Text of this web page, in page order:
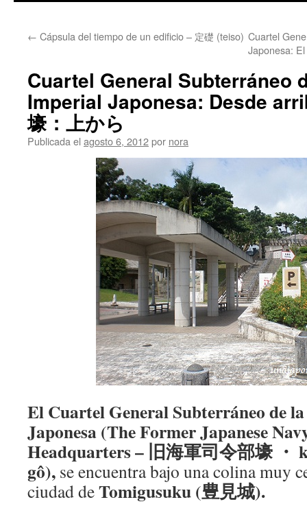
← Cápsula del tiempo de un edificio – 定礎 (teiso) Cuartel
Japonesa:
Cuartel General Subterráneo
Imperial Japonesa: Desde
壕：上から
Publicada el agosto 6, 2012por nora
El Cuartel General Subterráneo de
Japonesa (The Former Japanese
Headquarters – 旧海軍司令部壕 ・
gô), se encuentra bajo una colina muy
ciudad deTomigusuku (豊見城).